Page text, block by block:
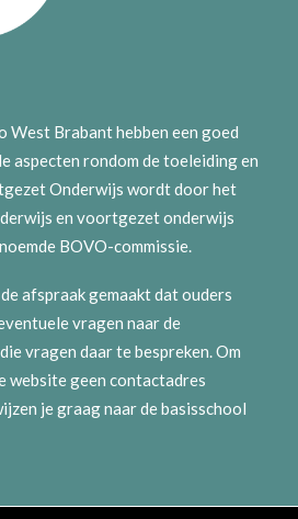
West Brabant hebben een goed
aspecten rondom de toeleiding en
Onderwijs wordt door het
en voortgezet onderwijs
BOVO-commissie.
afspraak gemaakt dat ouders
vragen naar de
vragen daar te bespreken. Om
website geen contactadres
je graag naar de basisschool